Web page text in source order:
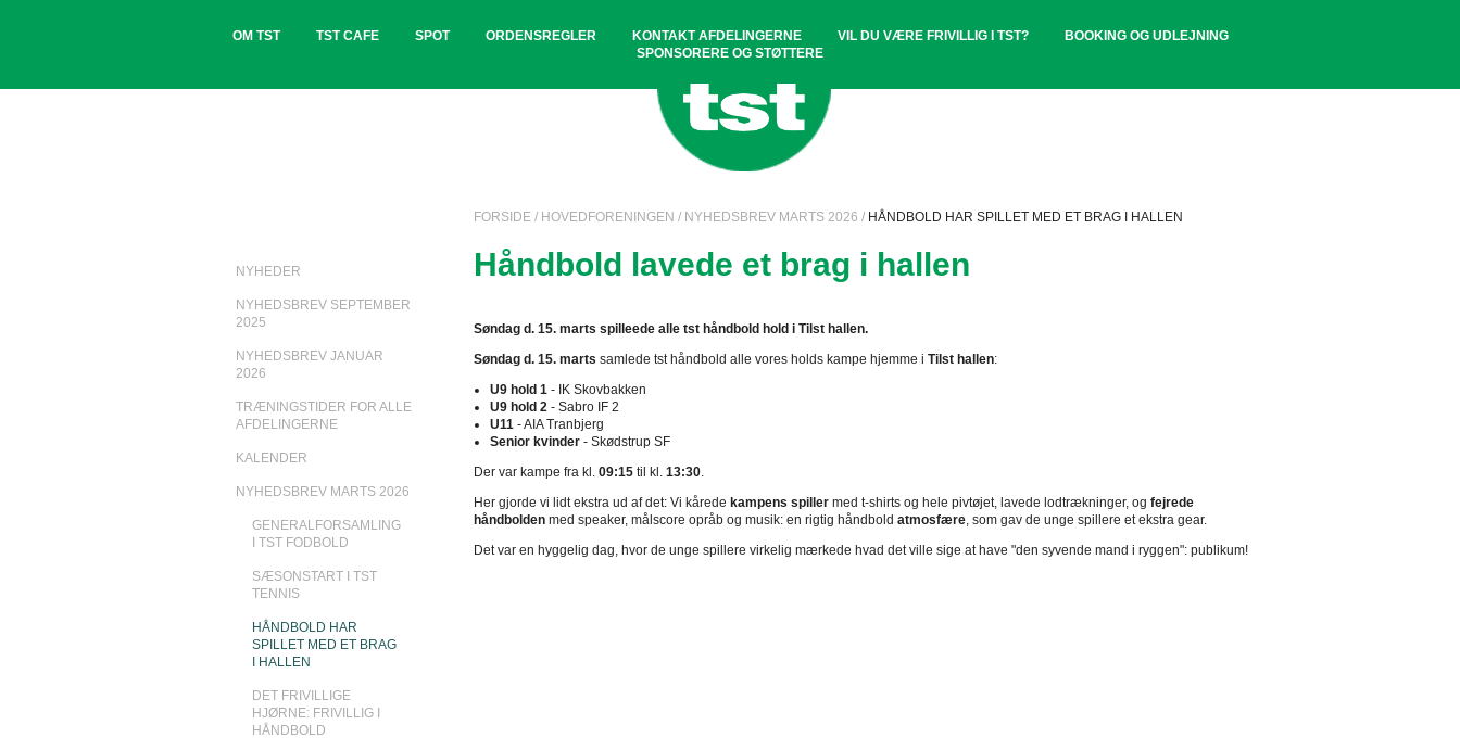
OM TST TST CAFE SPOT ORDENSREGLER KONTAKT AFDELINGERNE VIL DU VÆRE FRIVILLIG I TST?
BOOKING OG UDLEJNING
SPONSORERE OG STØTTERE
NYHEDER
NYHEDSBREV SEPTEMBER
2025
NYHEDSBREV JANUAR
2026
TRÆNINGSTIDER FOR ALLE
AFDELINGERNE
KALENDER
NYHEDSBREV MARTS 2026
GENERALFORSAMLING
I TST FODBOLD
SÆSONSTART I TST
TENNIS
HÅNDBOLD HAR
SPILLET MED ET BRAG
I HALLEN
DET FRIVILLIGE
HJØRNE: FRIVILLIG I
HÅNDBOLD
FORSIDE / HOVEDFORENINGEN / NYHEDSBREV MARTS 2026 / HÅNDBOLD HAR SPILLET MED ET BRAG I HALLEN
Håndbold lavede et brag i hallen
Søndag d. 15. marts spilleede alle tst håndbold hold i Tilst hallen.
Søndag d. 15. marts samlede tst håndbold alle vores holds kampe hjemme i Tilst hallen:
U9 hold 1 - IK Skovbakken
U9 hold 2 - Sabro IF 2
U11 - AIA Tranbjerg
Senior kvinder - Skødstrup SF
Der var kampe fra kl. 09:15 til kl. 13:30.
Her gjorde vi lidt ekstra ud af det: Vi kårede kampens spiller med t-shirts og hele pivtøjet, lavede lodtrækninger, og fejrede
håndbolden med speaker, målscore opråb og musik: en rigtig håndbold atmosfære, som gav de unge spillere et ekstra gear.
Det var en hyggelig dag, hvor de unge spillere virkelig mærkede hvad det ville sige at have "den syvende mand i ryggen": publikum!